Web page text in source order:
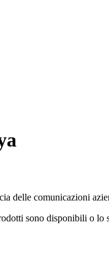
delle comunicazioni
sono disponibili o lo